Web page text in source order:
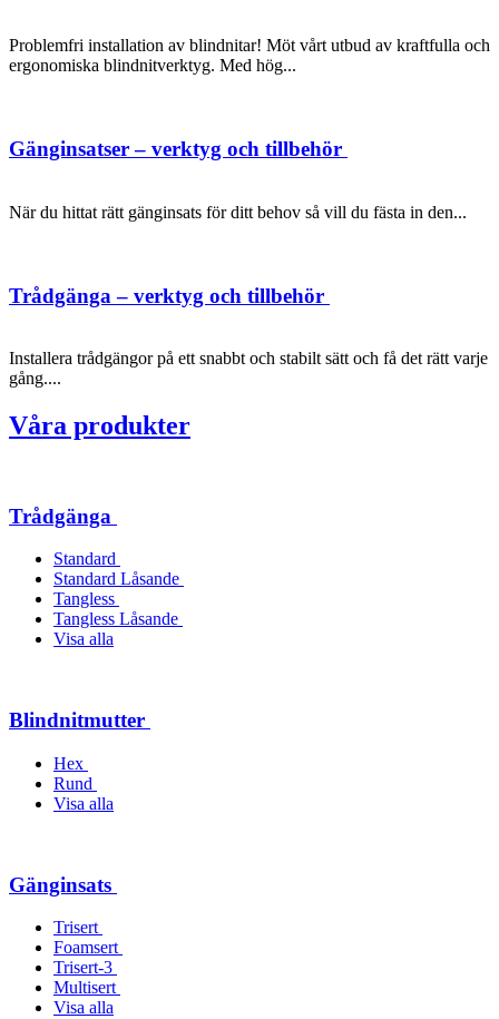
Problemfri installation av blindnitar! Möt vårt utbud av kraftfulla och
ergonomiska blindnitverktyg. Med hög...
Gänginsatser – verktyg och tillbehör
När du hittat rätt gänginsats för ditt behov så vill du fästa in den...
Trådgänga – verktyg och tillbehör
Installera trådgängor på ett snabbt och stabilt sätt och få det rätt varje
gång....
Våra produkter
Trådgänga
Standard
Standard Låsande
Tangless
Tangless Låsande
Visa alla
Blindnitmutter
Hex
Rund
Visa alla
Gänginsats
Trisert
Foamsert
Trisert-3
Multisert
Visa alla